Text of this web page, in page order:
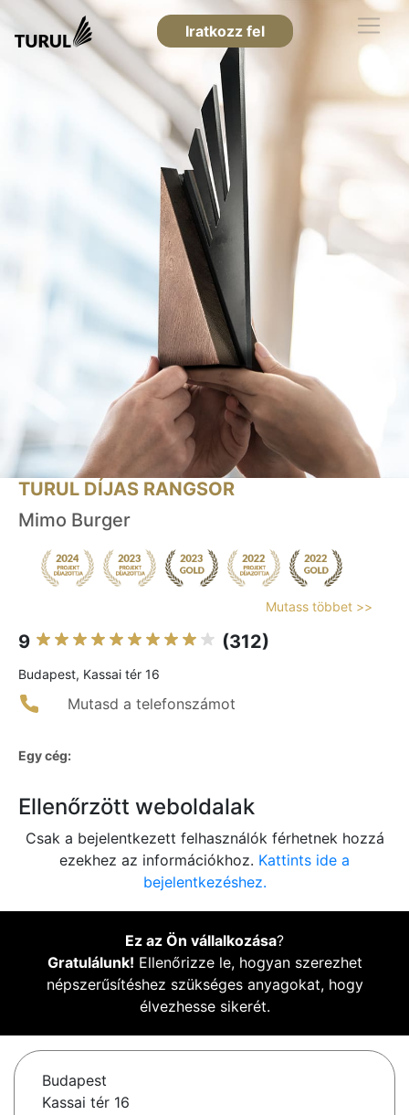
Iratkozz fel
TURUL DÍJAS RANGSOR
Mimo Burger
Mutass többet >>
9 (312)
Budapest, Kassai tér 16
Mutasd a telefonszámot
Egy cég:
Ellenőrzött weboldalak
Csak a bejelentkezett felhasználók férhetnek hozzá
ezekhez az információkhoz. Kattints ide a
bejelentkezéshez.
Ez az Ön vállalkozása?
Gratulálunk! Ellenőrizze le, hogyan szerezhet
népszerűsítéshez szükséges anyagokat, hogy
élvezhesse sikerét.
Budapest
Kassai tér 16